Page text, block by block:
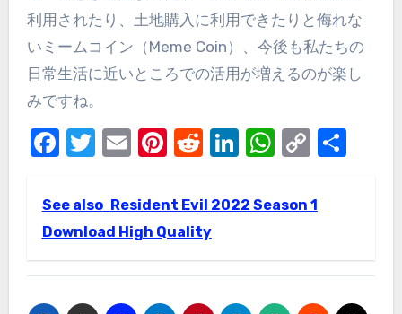
利用されたり、土地購入に利用できたりと侮れな
いミームコイン（ Meme Coin ）、今後も私たちの
日常生活に近いところでの活用が増えるのが楽し
みですね。
Facebook
Twitter
EmailPinterest
Reddit
LinkedIn
Copy
See also Resident Evil 2022 Season 1
Download High Quality